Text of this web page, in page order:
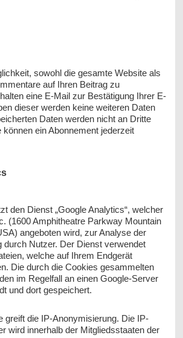
sowohl die gesamte Website als
auf Ihren Beitrag zu
eine E-Mail zur Bestätigung Ihrer E-
dieser werden keine weiteren Daten
Daten werden nicht an Dritte
können ein Abonnement jederzeit
den Dienst „Google Analytics“, welcher
(1600 Amphitheatre Parkway Mountain
angeboten wird, zur Analyse der
durch Nutzer. Der Dienst verwendet
welche auf Ihrem Endgerät
Die durch die Cookies gesammelten
im Regelfall an einen Google-Server
und dort gespeichert.
greift die IP-Anonymisierung. Die IP-
wird innerhalb der Mitgliedsstaaten der